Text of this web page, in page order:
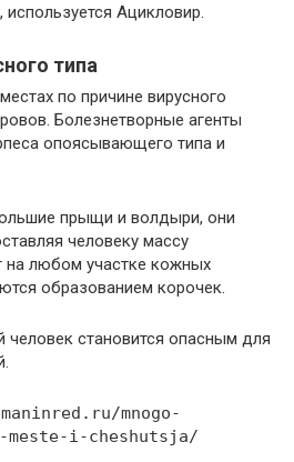
Ацикловир.
типа
по причине вирусного
Болезнетворные агенты
опоясывающего типа и
прыщи и волдыри, они
человеку массу
на любом участке кожных
образованием корочек.
человек становится опасным для
mnogo-
meste-i-cheshutsja/